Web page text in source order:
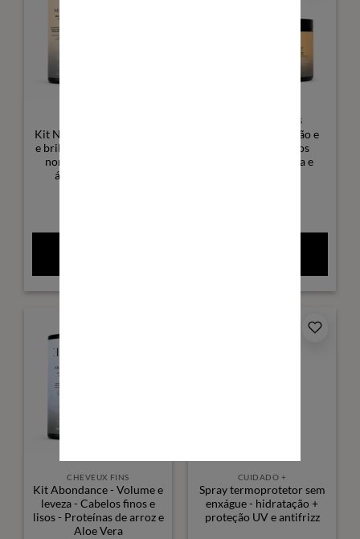
Kit NutriBoost - Nutrição
e brilho - Cabelos secos a
normais - Aloe Vera e
ácido hialurônico
de 5
CHEVEUX BOUCLÉS
Curl Kit - Hidratação e
definição - Cabelos
cacheados - Manga e
CHEVEUX FINS
Kit Abondance - Volume e
leveza - Cabelos finos e
lisos - Proteínas de arroz e
Aloe Vera
CUIDADO +
Spray termoprotetor sem
enxágue - hidratação +
proteção UV e antifrizz